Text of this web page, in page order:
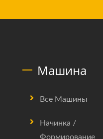
Машина
Все Машины
Начинка /
Формирование